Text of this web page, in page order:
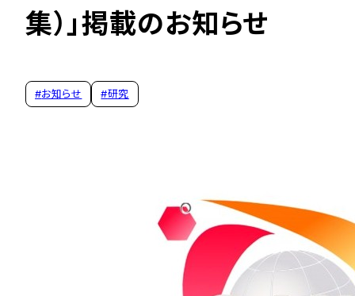
集）」掲載のお知らせ
#お知らせ #研究